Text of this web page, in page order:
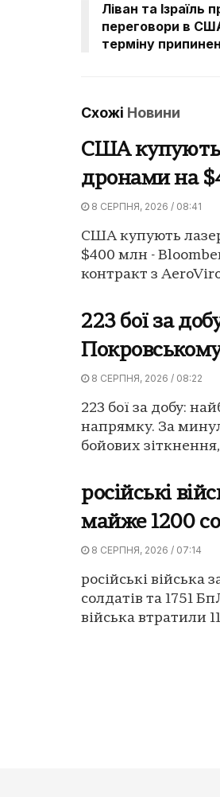
Ліван та Ізраїль
переговори в
терміну
Схожі Новини
США купують
дронами на
8 СЕРПНЯ, 2026 / 08:41
США купують
$400 млн -
контракт з
223 бої за
8 СЕРПНЯ, 2026 / 08:22
223 бої за добу:
напрямку. За
бойових
російські
майже 1200
8 СЕРПНЯ, 2026 / 07:14
російські війська
солдатів та 1751
війська втратили